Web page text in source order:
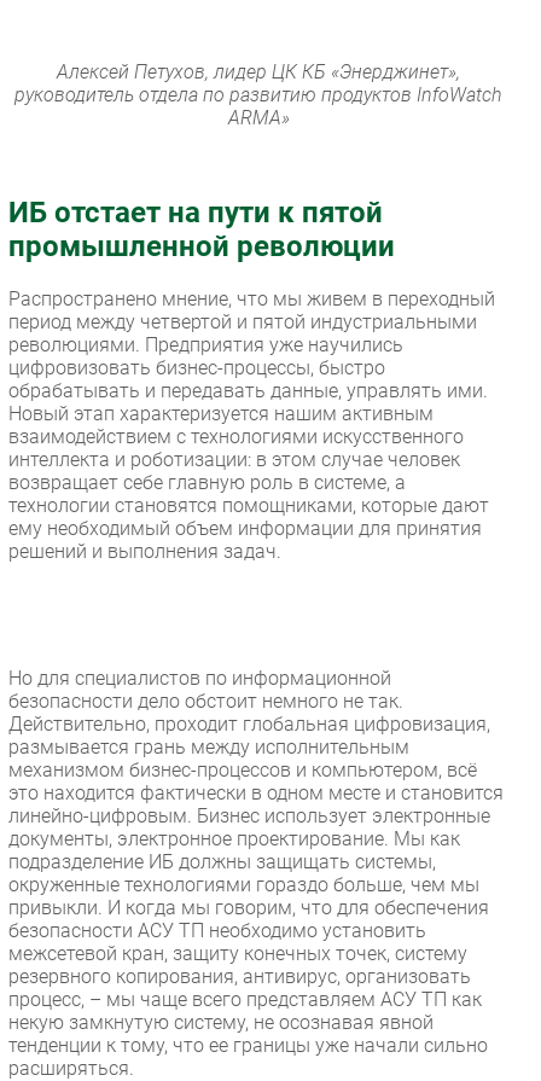
Алексей Петухов, лидер ЦК КБ «Энерджинет»,
руководитель отдела по развитию продуктов InfoWatch
ARMA»
ИБ отстает на пути к пятой
промышленной революции
Распространено мнение, что мы живем в переходный
период между четвертой и пятой индустриальными
революциями. Предприятия уже научились
цифровизовать бизнес-процессы, быстро
обрабатывать и передавать данные, управлять ими.
Новый этап характеризуется нашим активным
взаимодействием с технологиями искусственного
интеллекта и роботизации: в этом случае человек
возвращает себе главную роль в системе, а
технологии становятся помощниками, которые дают
ему необходимый объем информации для принятия
решений и выполнения задач.
Но для специалистов по информационной
безопасности дело обстоит немного не так.
Действительно, проходит глобальная цифровизация,
размывается грань между исполнительным
механизмом бизнес-процессов и компьютером, всё
это находится фактически в одном месте и становится
линейно-цифровым. Бизнес использует электронные
документы, электронное проектирование. Мы как
подразделение ИБ должны защищать системы,
окруженные технологиями гораздо больше, чем мы
привыкли. И когда мы говорим, что для обеспечения
безопасности АСУ ТП необходимо установить
межсетевой кран, защиту конечных точек, систему
резервного копирования, антивирус, организовать
процесс, – мы чаще всего представляем АСУ ТП как
некую замкнутую систему, не осознавая явной
тенденции к тому, что ее границы уже начали сильно
расширяться.